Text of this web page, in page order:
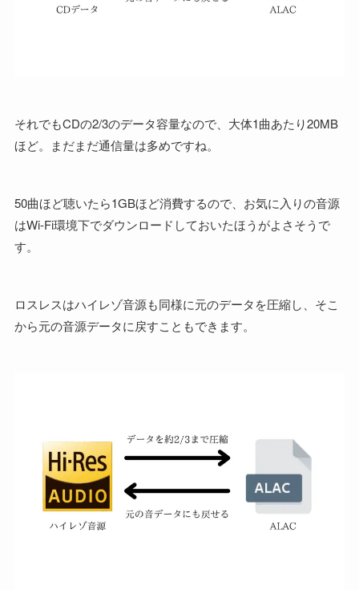
それでもCDの2/3のデータ容量なので、大体1曲あたり20MB
ほど。まだまだ通信量は多めですね。
50曲ほど聴いたら1GBほど消費するので、お気に入りの音源
はWi-Fi環境下でダウンロードしておいたほうがよさそうで
す。
ロスレスはハイレゾ音源も同様に元のデータを圧縮し、そこ
から元の音源データに戻すこともできます。